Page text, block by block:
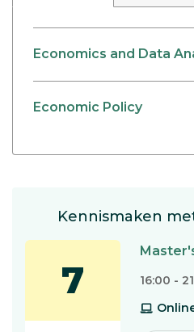
Economics and Data
Economic Policy
Kennismaken
7
16:00 -